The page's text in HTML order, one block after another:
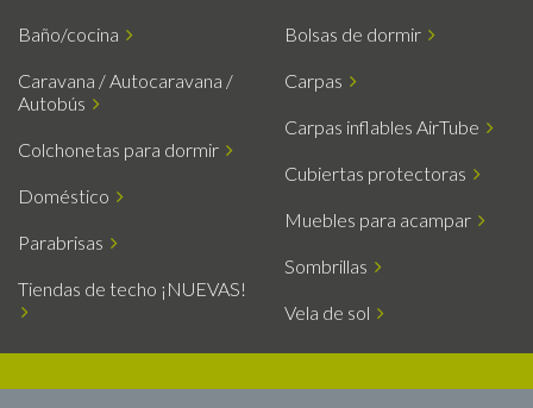
Baño/cocina Bolsas de dormir
Caravana / Autocaravana /
Autobús
Carpas
Carpas inflables AirTube
Colchonetas para dormir
Cubiertas protectoras
Doméstico
Muebles para acampar
Parabrisas
Sombrillas
Tiendas de techo ¡NUEVAS!
Vela de sol